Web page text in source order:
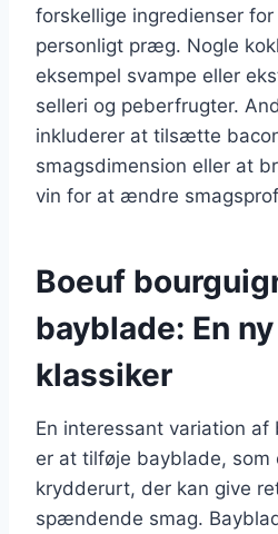
forskellige ingredienser
personligt præg. Nogle
eksempel svampe eller
selleri og peberfrugter.
inkluderer at tilsætte
smagsdimension eller at
vin for at ændre
Boeuf
bayblade: En
klassiker
En interessant variation af
er at tilføje bayblade, som
krydderurt, der kan give
spændende smag.